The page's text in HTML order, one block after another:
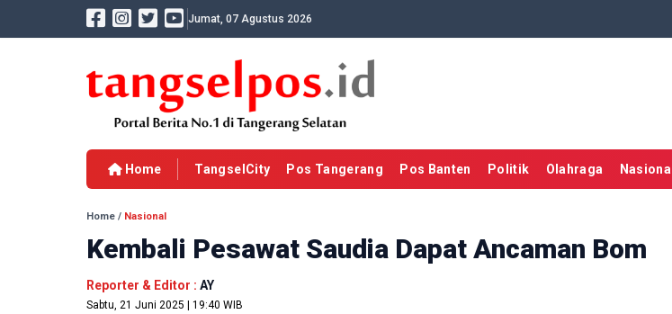
Jumat, 07 Agustus 2026
Home TangselCity Pos Tangerang Pos Banten Politik Olahraga Nasional
Home / Nasional
Kembali Pesawat Saudia Dapat Ancaman Bom
Reporter & Editor : AY
Sabtu, 21 Juni 2025 | 19:40 WIB